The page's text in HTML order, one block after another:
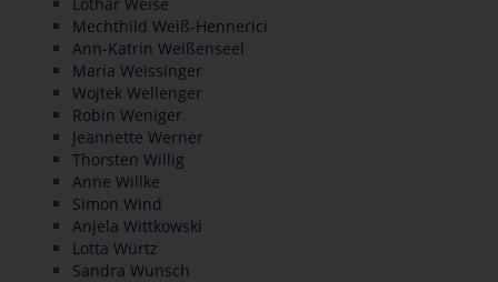
Mechthild Weiß-Hennerici
Ann-Katrin Weißenseel
Maria Weissinger
Wojtek Wellenger
Robin Weniger
Jeannette Werner
Thorsten Willig
Anne Willke
Simon Wind
Anjela Wittkowski
Lotta Würtz
Sandra Wunsch